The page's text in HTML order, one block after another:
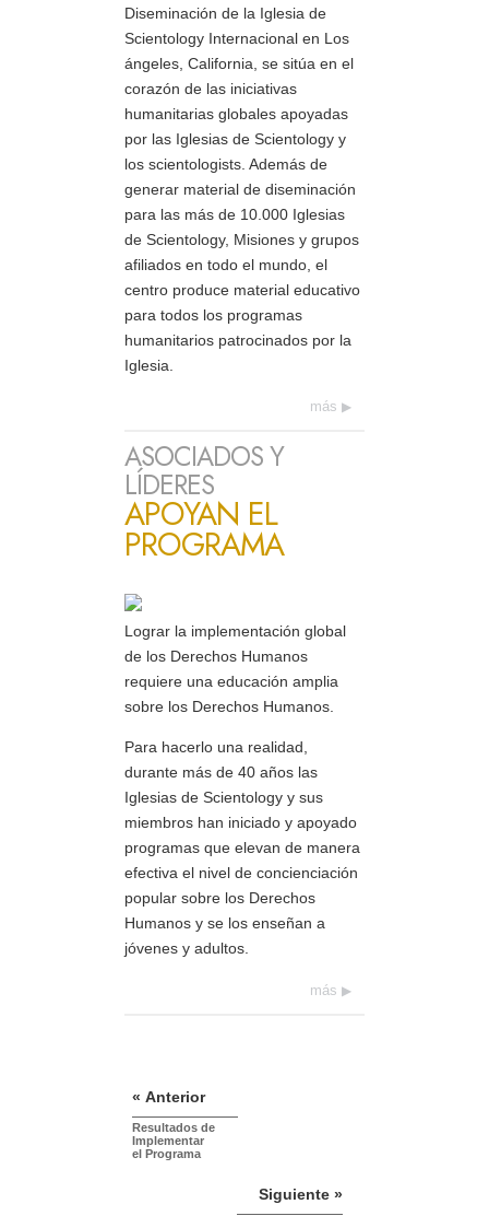
Diseminación de la Iglesia de
Scientology Internacional en Los
ángeles, California, se sitúa en el
corazón de las iniciativas
humanitarias globales apoyadas
por las Iglesias de Scientology y
los scientologists. Además de
generar material de diseminación
para las más de 10.000 Iglesias
de Scientology, Misiones y grupos
afiliados en todo el mundo, el
centro produce material educativo
para todos los programas
humanitarios patrocinados por la
Iglesia.
más
ASOCIADOS Y
LÍDERES
APOYAN EL
PROGRAMA
Lograr la implementación global
de los Derechos Humanos
requiere una educación amplia
sobre los Derechos Humanos.
Para hacerlo una realidad,
durante más de 40 años las
Iglesias de Scientology y sus
miembros han iniciado y apoyado
programas que elevan de manera
efectiva el nivel de concienciación
popular sobre los Derechos
Humanos y se los enseñan a
jóvenes y adultos.
más
« Anterior
Resultados de
Implementar
el Programa
Siguiente »